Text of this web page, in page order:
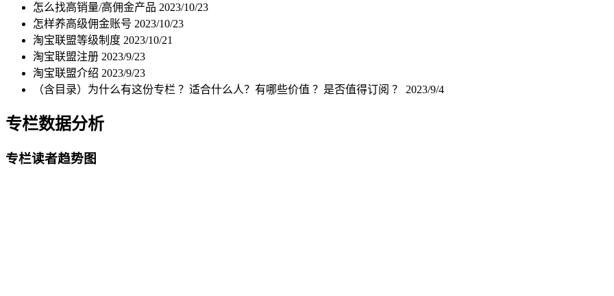
怎么找高销量/高佣金产品 2023/10/23
怎样养高级佣金账号 2023/10/23
淘宝联盟等级制度 2023/10/21
淘宝联盟注册 2023/9/23
淘宝联盟介绍 2023/9/23
（含目录）为什么有这份专栏 ？适合什么人？有哪些价值 ？是否值得订阅 ？ 2023/9/4
专栏数据分析
专栏读者趋势图